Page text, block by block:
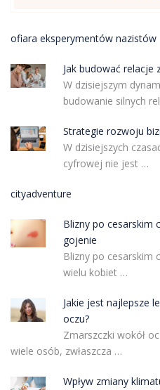
ofiara eksperymentów nazistów
Jak budować relacje
W dzisiejszym
budowanie silnych
Strategie rozwoju
W dzisiejszych
cyfrowej nie jest …
cityadventure
Blizny po cesarskim
gojenie
Blizny po cesarskim
wielu kobiet …
Jakie jest najlepsze
oczu?
Zmarszczki wokół
wiele osób, zwłaszcza …
Wpływ zmiany